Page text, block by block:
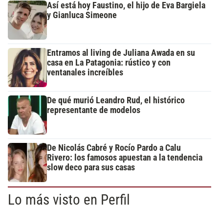
Así está hoy Faustino, el hijo de Eva Bargiela
y Gianluca Simeone
Entramos al living de Juliana Awada en su
casa en La Patagonia: rústico y con
ventanales increíbles
De qué murió Leandro Rud, el histórico
representante de modelos
De Nicolás Cabré y Rocío Pardo a Calu
Rivero: los famosos apuestan a la tendencia
slow deco para sus casas
Lo más visto en Perfil